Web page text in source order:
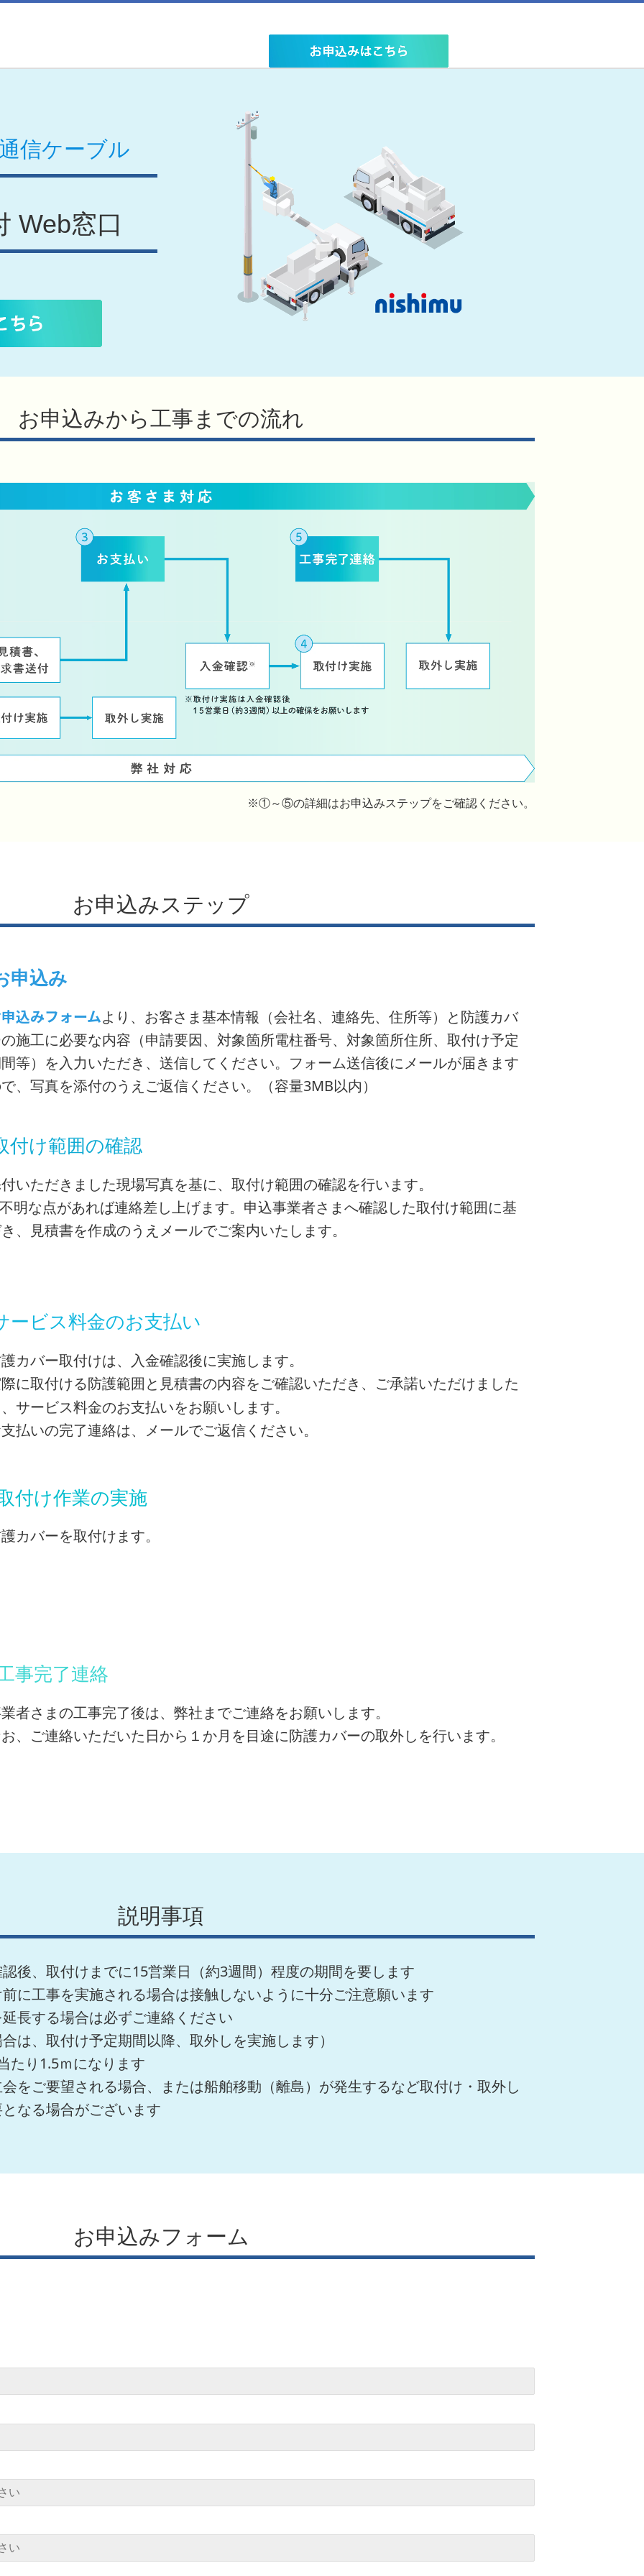
信ケーブル
Web窓口
お申込みから工事までの流れ
※①～⑤の詳細はお申込みステップをご確認ください。
お申込みステップ
込み
込みフォームより、お客さま基本情報（会社名、連絡先、住所等）と防護カバ
施工に必要な内容（申請要因、対象箇所電柱番号、対象箇所住所、取付け予定
等）を入力いただき、送信してください。フォーム送信後にメールが届きます
、写真を添付のうえご返信ください。（容量3MB以内）
け範囲の確認
いただきました現場写真を基に、取付け範囲の確認を行います。
明な点があれば連絡差し上げます。申込事業者さまへ確認した取付け範囲に基
、見積書を作成のうえメールでご案内いたします。
ビス料金のお支払い
カバー取付けは、入金確認後に実施します。
に取付ける防護範囲と見積書の内容をご確認いただき、ご承諾いただけました
サービス料金のお支払いをお願いします。
払いの完了連絡は、メールでご返信ください。
付け作業の実施
カバーを取付けます。
事完了連絡
者さまの工事完了後は、弊社までご連絡をお願いします。
、ご連絡いただいた日から１か月を目途に防護カバーの取外しを行います。
説明事項
後、取付けまでに15営業日（約3週間）程度の期間を要します
に工事を実施される場合は接触しないように十分ご注意願います
長する場合は必ずご連絡ください
は、取付け予定期間以降、取外しを実施します）
たり1.5ｍになります
をご要望される場合、または船舶移動（離島）が発生するなど取付け・取外し
なる場合がございます
お申込みフォーム